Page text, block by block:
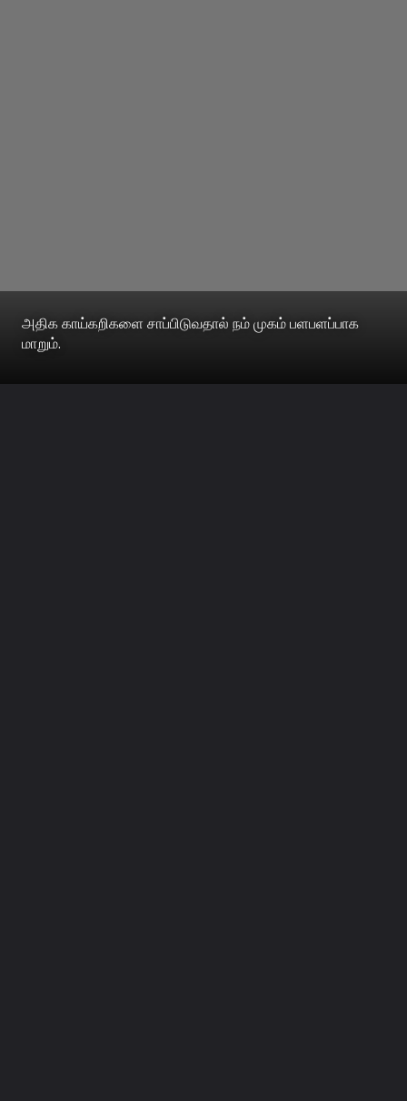
அதிக காய்கறிகளை சாப்பிடுவதால் நம் முகம் பளபளப்பாக
மாறும்.